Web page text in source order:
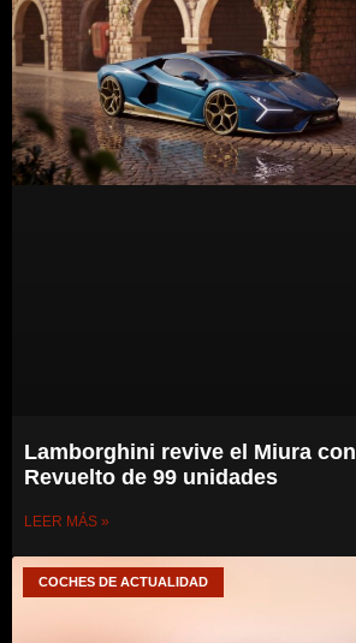
Lamborghini revive el Miura
Revuelto de 99 unidades
LEER MÁS »
COCHES DE ACTUALIDAD